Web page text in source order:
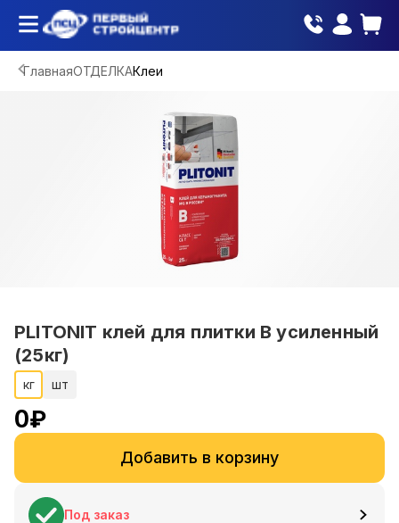
ГлавнаяОТДЕЛКАКлеи
PLITONIT клей для плитки В усиленный
(25кг)
кг шт
0₽
Добавить в корзину
Под заказ